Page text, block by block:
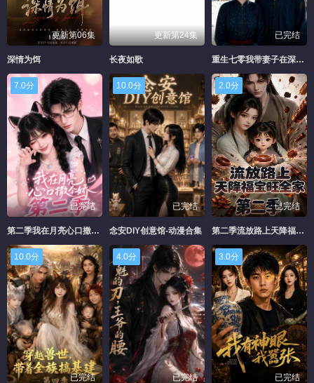
更新第06集
深情为饵
更新第24集
长夜如歌
已完结
重生七零我带妻子在深山暴富--动漫合集
7.0分
已完结
第二季我在月亮心口撒个娇-动漫合集
10.0分
已完结
念安DIY创意馆-动漫合集
2.0分
已完结
第二季流放路上天降福宝旺全家-动漫合集
10.0分
已完结
4.0分
已完结
3.0分
已完结